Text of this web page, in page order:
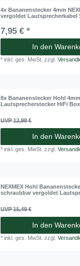
4x Bananenstecker 4mm
vergoldet Lautsprecherkabel
7,95 € *
In den
*inkl. ges. MwSt. zzgl.
8x Bananenstecker Hohl
Lautsprecherstecker HiFi
UVP 12,98 €
In den
*inkl. ges. MwSt. zzgl.
NEXMEX Hohl
schraubbar vergoldet
UVP 15,49 €
In den
*inkl. ges. MwSt. zzgl.